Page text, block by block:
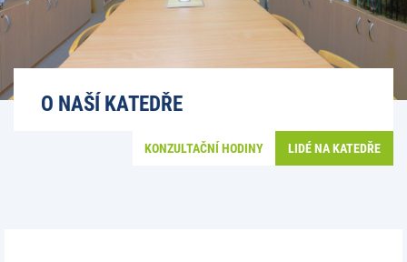
O NAŠÍ KATEDŘE
LIDÉ NA KATEDŘE
KONZULTAČNÍ HODINY